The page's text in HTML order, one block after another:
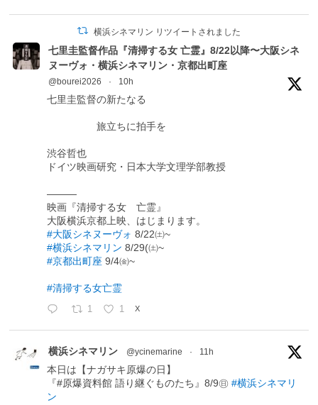
横浜シネマリン リツイートされました
七里圭監督作品『清掃する女 亡霊』8/22以降〜大阪シネ
ヌーヴォ・横浜シネマリン・京都出町座
@bourei2026 · 10h
七里圭監督の新たなる
旅立ちに拍手を
渋谷哲也
ドイツ映画研究・日本大学文理学部教授
―――
映画『清掃する女 亡霊』
大阪横浜京都上映、はじまります。
#大阪シネヌーヴォ 8/22㈯~
#横浜シネマリン 8/29(㈯~
#京都出町座 9/4㈮~
#清掃する女亡霊
1 1 X
横浜シネマリン @ycinemarine · 11h
本日は【ナガサキ原爆の日】
『#原爆資料館 語り継ぐものたち』8/9㊐#横浜シネマリ
ン